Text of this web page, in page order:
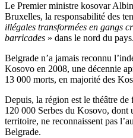
Le Premier ministre kosovar
Bruxelles, la responsabilité des
illégales transformées en gangs
barricades » dans le nord du pays.
Belgrade n’a jamais reconnu
Kosovo en 2008, une décennie
13 000 morts, en majorité des
Depuis, la région est le théâtre
120 000 Serbes du Kosovo, dont
territoire, ne reconnaissent pas
Belgrade.